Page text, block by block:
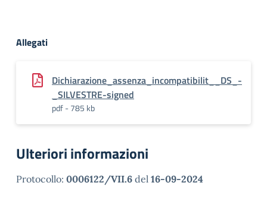
Allegati
Dichiarazione_assenza_incompatibilit__DS_-
_SILVESTRE-signed
pdf - 785 kb
Ulteriori informazioni
Protocollo: 0006122/VII.6 del 16-09-2024